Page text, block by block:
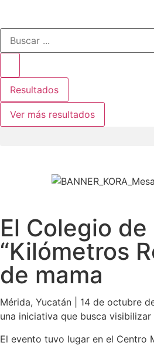
Resultados
Ver más resultados
El Colegio
“Kilómetros
de mama
Mérida, Yucatán | 14 de octubre
una iniciativa que busca
El evento tuvo lugar en el Centro